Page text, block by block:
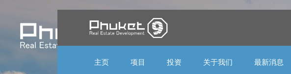
主页 项目 投资 关于我们 最新消息